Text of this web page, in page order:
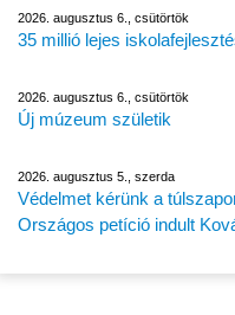
2026. augusztus 6., csütörtök
35 millió lejes
2026. augusztus 6., csütörtök
Új múzeum születik
2026. augusztus 5., szerda
Védelmet kérünk a
Országos petíció indult